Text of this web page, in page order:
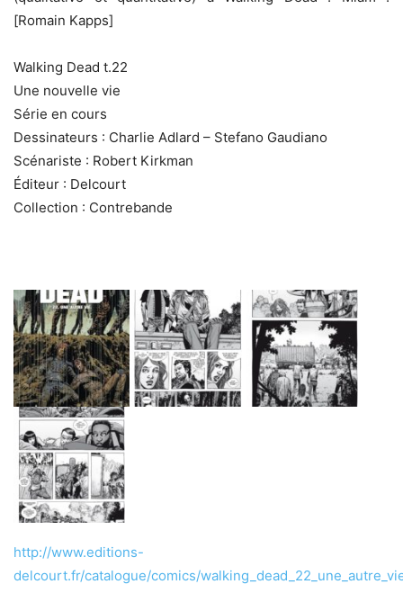
[Romain Kapps]
Walking Dead t.22
Une nouvelle vie
Série en cours
Dessinateurs : Charlie Adlard – Stefano Gaudiano
Scénariste : Robert Kirkman
Éditeur : Delcourt
Collection : Contrebande
http://www.editions-
delcourt.fr/catalogue/comics/